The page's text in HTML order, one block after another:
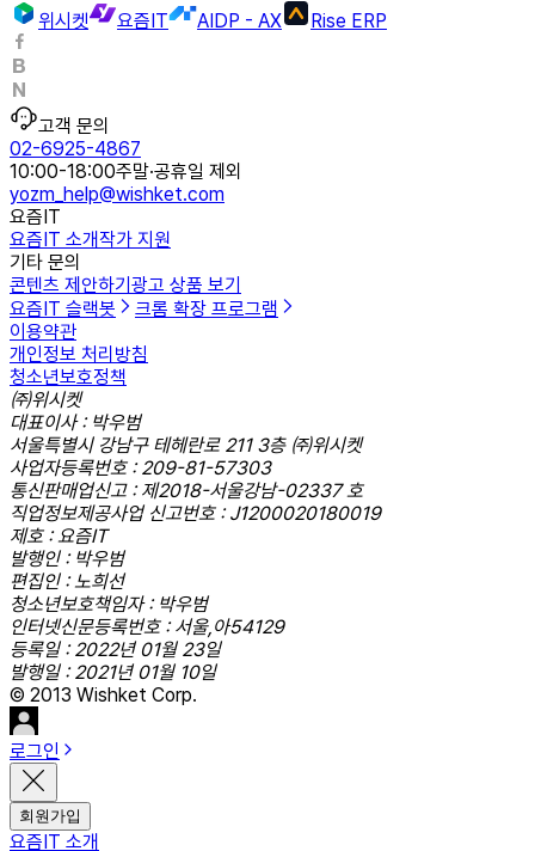
위시켓
요즘IT AIDP - AX Rise ERP
고객 문의
02-6925-4867
10:00-18:00주말·공휴일 제외
yozm_help@wishket.com
요즘IT
요즘IT 소개작가 지원
기타 문의
콘텐츠 제안하기광고 상품 보기
요즘IT 슬랙봇
크롬 확장 프로그램
이용약관
개인정보 처리방침
청소년보호정책
㈜위시켓
대표이사 : 박우범
서울특별시 강남구 테헤란로 211 3층 ㈜위시켓
사업자등록번호 : 209-81-57303
통신판매업신고 : 제2018-서울강남-02337 호
직업정보제공사업 신고번호 : J1200020180019
제호 : 요즘IT
발행인 : 박우범
편집인 : 노희선
청소년보호책임자 : 박우범
인터넷신문등록번호 : 서울,아54129
등록일 : 2022년 01월 23일
발행일 : 2021년 01월 10일
© 2013 Wishket Corp.
로그인
회원가입
요즘IT 소개